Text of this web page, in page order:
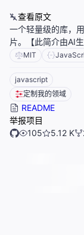
查看原文
一个轻量级的库，
片。【此简介由AI生
MIT
javascript
定制我的领域
README
举报项目
105
5.12 K